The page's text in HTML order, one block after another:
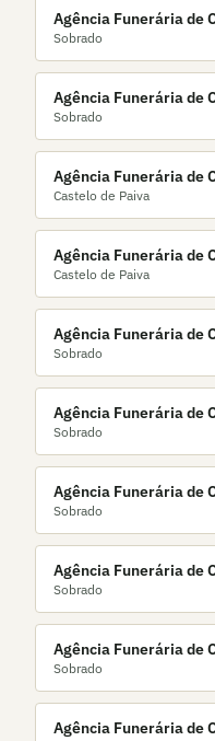
Agência Funerária de
Pinho, Lda.
Sobrado
Agência Funerária de
Ribeiro, Lda.
Sobrado
Agência Funerária de
Lda.
Castelo de Paiva
Agência Funerária de
Marques, Lda.
Castelo de Paiva
Agência Funerária de
Brandão
Sobrado
Agência Funerária de
Nogueira Dias)
Sobrado
Agência Funerária de
Ferreira Mota)
Sobrado
Agência Funerária de
Bairros)
Sobrado
Agência Funerária de
Paivense)
Sobrado
Agência Funerária de